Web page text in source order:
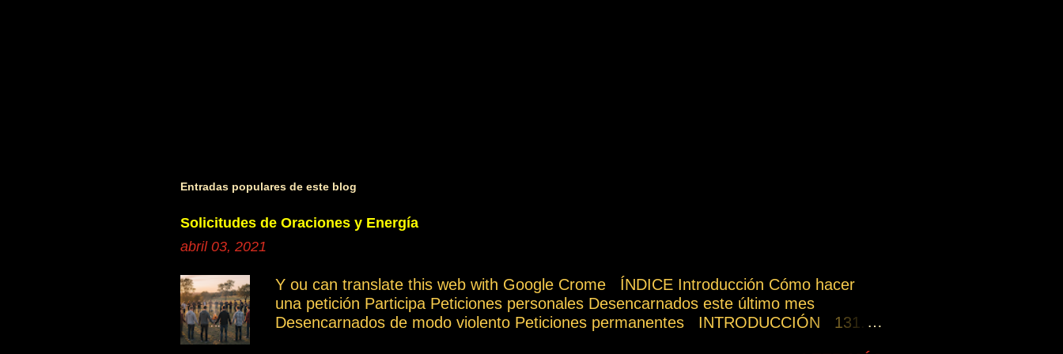
Entradas populares de este blog
Solicitudes de Oraciones y Energía
abril 03, 2021
Y ou can translate this web with Google Crome ÍNDICE Introducción Cómo hacer
una petición Participa Peticiones personales Desencarnados este último mes
Desencarnados de modo violento Peticiones permanentes INTRODUCCIÓN 131.